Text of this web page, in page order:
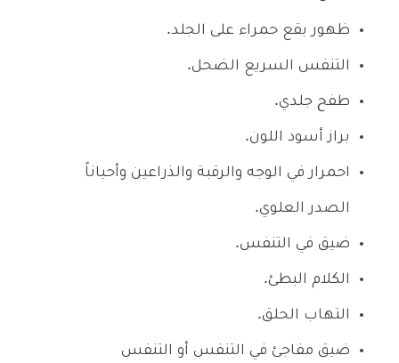
ظهور بقع حمراء على الجلد.
التنفس السريع الضحل.
طفح جلدي.
براز أسود اللون.
احمرار في الوجه والرقبة والذراعين وأحياناً
الصدر العلوي.
ضيق في التنفس.
الكلام البطئ.
التهاب الحلق.
ضيق مفاجئ في التنفس أو التنفس